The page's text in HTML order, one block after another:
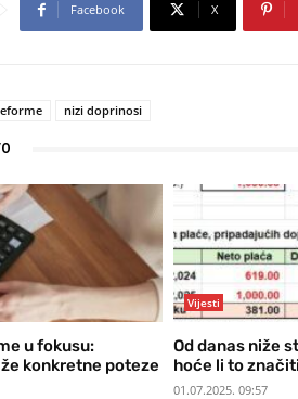
Facebook X
nizi doprinosi
u fokusu:
konkretne poteze
Vijesti
Od danas niže
hoće li to
01.07.2025. 09:57